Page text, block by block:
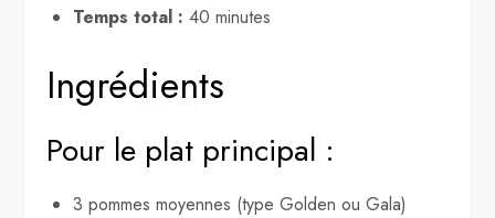
Temps total : 40 minutes
Ingrédients
Pour le plat principal :
3 pommes moyennes (type Golden ou Gala)